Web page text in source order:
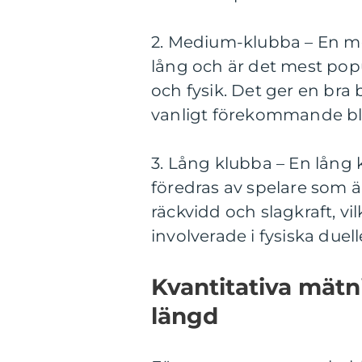
2. Medium-klubba – En
lång och är det mest
och fysik. Det ger en bra
vanligt förekommande
3. Lång klubba – En
föredras av spelare som
räckvidd och slagkraft,
involverade i fysiska
Kvantitativa
längd